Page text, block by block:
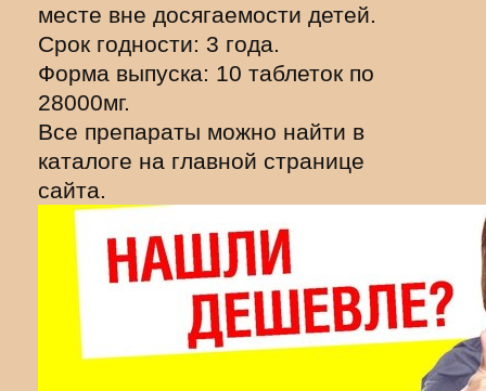
месте вне досягаемости детей.
Срок годности: 3 года.
Форма выпуска: 10 таблеток по
28000мг.
Все препараты можно найти в
каталоге на главной странице
сайта.